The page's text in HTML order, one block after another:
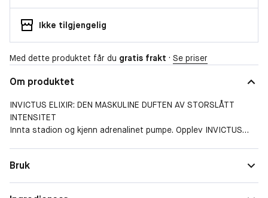
Ikke tilgjengelig
Med dette produktet får du gratis frakt · Se priser
Om produktet
INVICTUS ELIXIR: DEN MASKULINE DUFTEN AV STORSLÅTT
INTENSITET
Innta stadion og kjenn adrenalinet pumpe. Opplev INVICTUS
aromatisk sypress og den rike dybden av vaniljekaviar. En
duftsignatur som rommer drivkraften til en ekte vinner, skapt
Bruk